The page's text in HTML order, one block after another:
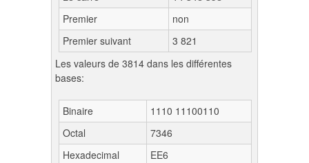
Premier
non
Premier suivant
3 821
Les valeurs de 3814 dans les différentes
bases:
Binaire
1110 11100110
Octal
7346
Hexadecimal
EE6